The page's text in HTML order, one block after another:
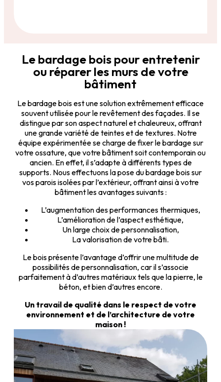
Le bardage bois pour entretenir
ou réparer les murs de votre
bâtiment
Le bardage bois est une solution extrêmement efficace
souvent utilisée pour le revêtement des façades. Il se
distingue par son aspect naturel et chaleureux, offrant
une grande variété de teintes et de textures. Notre
équipe expérimentée se charge de fixer le bardage sur
votre ossature, que votre bâtiment soit contemporain ou
ancien. En effet, il s’adapte à différents types de
supports. Nous effectuons la pose du bardage bois sur
vos parois isolées par l’extérieur, offrant ainsi à votre
bâtiment les avantages suivants :
L’augmentation des performances thermiques,
L’amélioration de l’aspect esthétique,
Un large choix de personnalisation,
La valorisation de votre bâti.
Le bois présente l’avantage d’offrir une multitude de
possibilités de personnalisation, car il s’associe
parfaitement à d’autres matériaux tels que la pierre, le
béton, et bien d’autres encore.
Un travail de qualité dans le respect de votre
environnement et de l’architecture de votre
maison !